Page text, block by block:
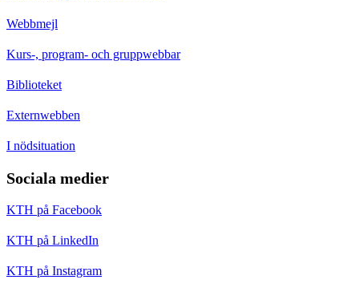
Webbmejl
Kurs-, program- och gruppwebbar
Biblioteket
Externwebben
I nödsituation
Sociala medier
KTH på Facebook
KTH på LinkedIn
KTH på Instagram